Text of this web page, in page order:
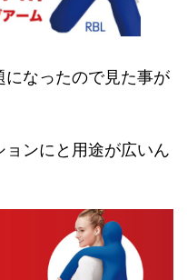
なったので見た事が
ンにと用途が広いん